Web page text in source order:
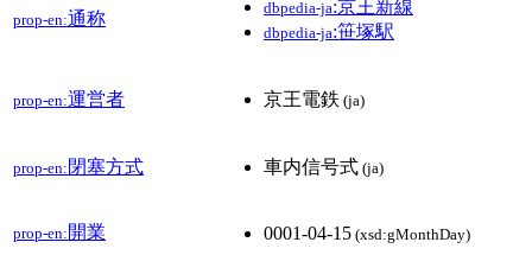
prop-en:通称
dbpedia-ja:京王新線
dbpedia-ja:笹塚駅
prop-en:運営者 京王電鉄 (ja)
prop-en: 閉塞方式 車内信号式 (ja)
prop-en: 開業 0001-04-15 (xsd:gMonthDay)